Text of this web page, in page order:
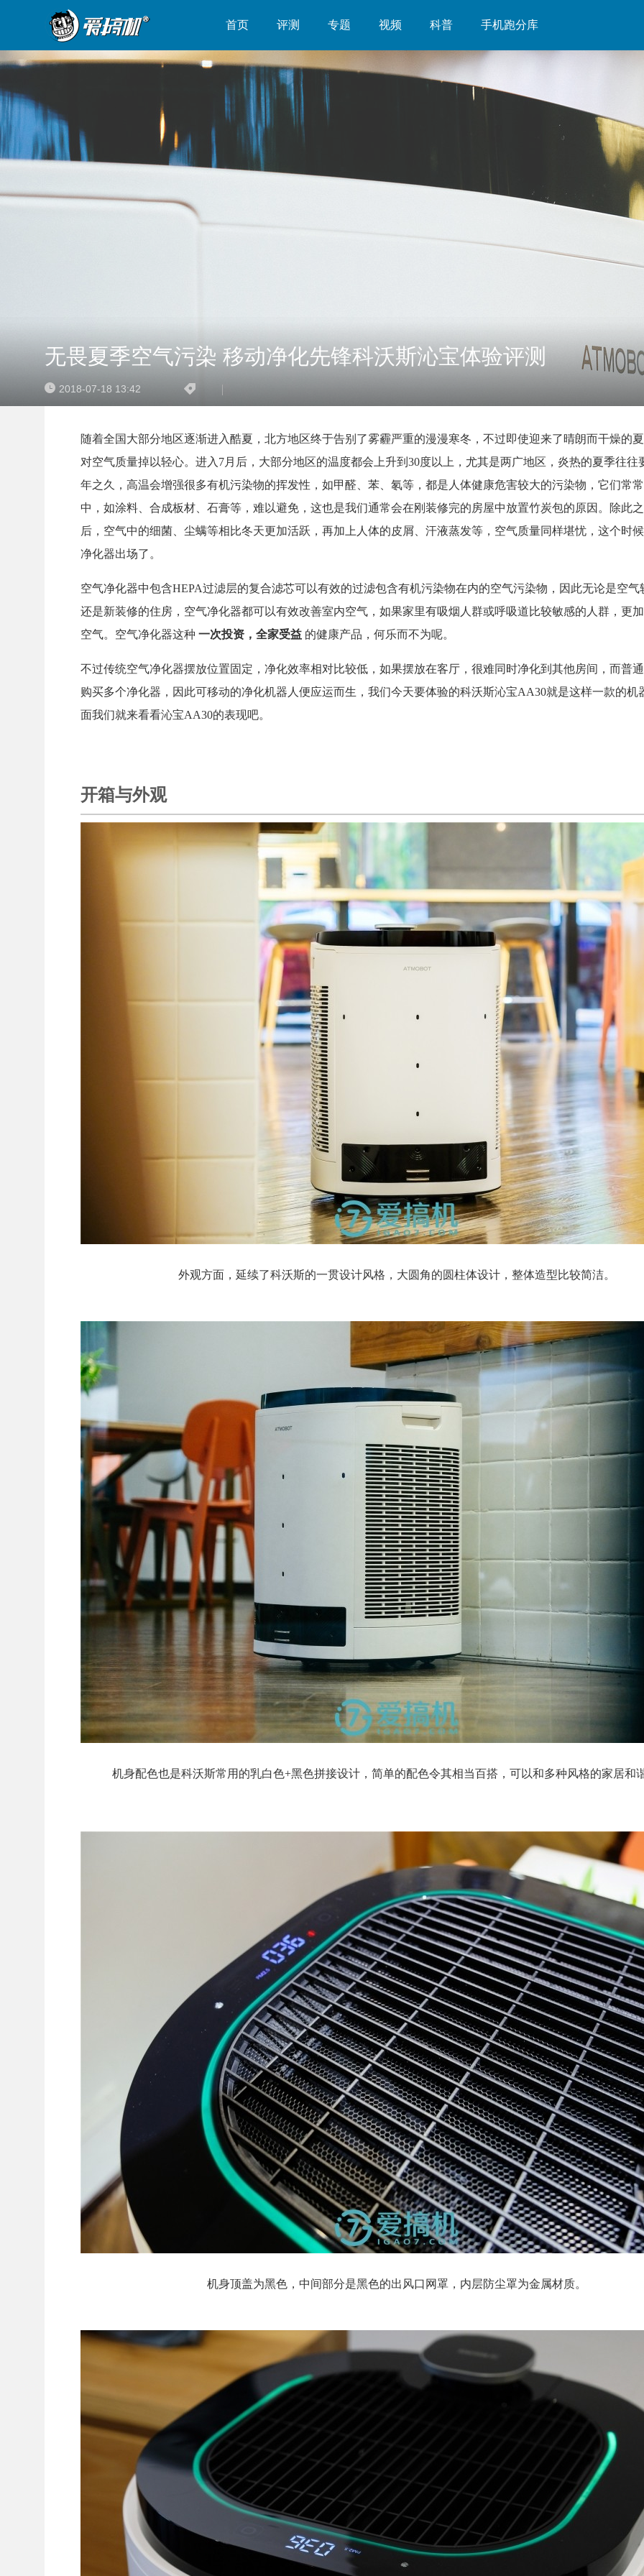
首页 评测 专题 视频 科普 手机跑分库
无畏夏季空气污染 移动净化先锋科沃斯沁宝体验评测
2018-07-18 13:42
随着全国大部分地区逐渐进入酷夏，北方地区终于告别了雾霾严重的漫漫寒冬，不过即使迎来了晴朗而干燥的
对空气质量掉以轻心。进入7月后，大部分地区的温度都会上升到30度以上，尤其是两广地区，炎热的夏季往往
年之久，高温会增强很多有机污染物的挥发性，如甲醛、苯、氡等，都是人体健康危害较大的污染物，它们常
中，如涂料、合成板材、石膏等，难以避免，这也是我们通常会在刚装修完的房屋中放置竹炭包的原因。除此
后，空气中的细菌、尘螨等相比冬天更加活跃，再加上人体的皮屑、汗液蒸发等，空气质量同样堪忧，这个时
净化器出场了。
空气净化器中包含HEPA过滤层的复合滤芯可以有效的过滤包含有机污染物在内的空气污染物，因此无论是空气
还是新装修的住房，空气净化器都可以有效改善室内空气，如果家里有吸烟人群或呼吸道比较敏感的人群，更
空气。空气净化器这种 一次投资，全家受益 的健康产品，何乐而不为呢。
不过传统空气净化器摆放位置固定，净化效率相对比较低，如果摆放在客厅，很难同时净化到其他房间，而普
购买多个净化器，因此可移动的净化机器人便应运而生，我们今天要体验的科沃斯沁宝AA30就是这样一款的机
面我们就来看看沁宝AA30的表现吧。
开箱与外观
外观方面，延续了科沃斯的一贯设计风格，大圆角的圆柱体设计，整体造型比较简洁。
机身配色也是科沃斯常用的乳白色+黑色拼接设计，简单的配色令其相当百搭，可以和多种风格的家居和
机身顶盖为黑色，中间部分是黑色的出风口网罩，内层防尘罩为金属材质。